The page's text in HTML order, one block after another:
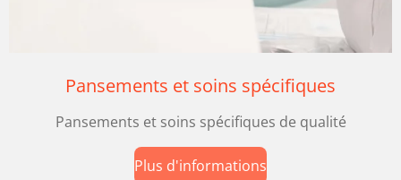
Pansements et soins spécifiques
Pansements et soins spécifiques de qualité
Plus d'informations